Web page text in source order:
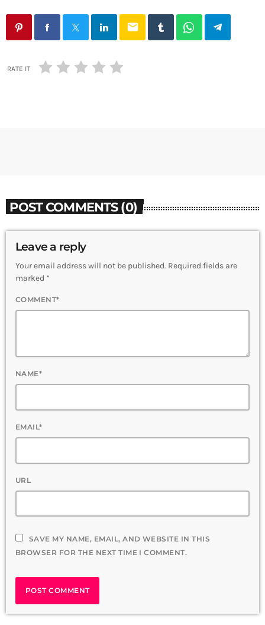
email
RATE IT
POST COMMENTS (0)
Leave a reply
Your email address will not be published. Required fields are
marked *
COMMENT*
NAME*
EMAIL*
URL
SAVE MY NAME, EMAIL, AND WEBSITE IN THIS
BROWSER FOR THE NEXT TIME I COMMENT.